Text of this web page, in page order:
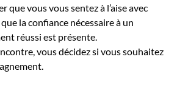
que vous vous sentez à l’aise avec
la confiance nécessaire à un
réussi est présente.
vous décidez si vous souhaitez